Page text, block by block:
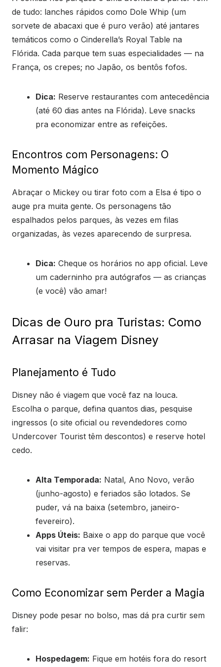
de tudo: lanches rápidos como Dole Whip (um
sorvete de abacaxi que é puro verão) até jantares
temáticos como o Cinderella’s Royal Table na
Flórida. Cada parque tem suas especialidades — na
França, os crepes; no Japão, os bentôs fofos.
Dica: Reserve restaurantes com antecedência
(até 60 dias antes na Flórida). Leve snacks
pra economizar entre as refeições.
Encontros com Personagens: O
Momento Mágico
Abraçar o Mickey ou tirar foto com a Elsa é tipo o
auge pra muita gente. Os personagens tão
espalhados pelos parques, às vezes em filas
organizadas, às vezes aparecendo de surpresa.
Dica: Cheque os horários no app oficial. Leve
um caderninho pra autógrafos — as crianças
(e você) vão amar!
Dicas de Ouro pra Turistas: Como
Arrasar na Viagem Disney
Planejamento é Tudo
Disney não é viagem que você faz na louca.
Escolha o parque, defina quantos dias, pesquise
ingressos (o site oficial ou revendedores como
Undercover Tourist têm descontos) e reserve hotel
cedo.
Alta Temporada: Natal, Ano Novo, verão
(junho-agosto) e feriados são lotados. Se
puder, vá na baixa (setembro, janeiro-
fevereiro).
Apps Úteis: Baixe o app do parque que você
vai visitar pra ver tempos de espera, mapas e
reservas.
Como Economizar sem Perder a Magia
Disney pode pesar no bolso, mas dá pra curtir sem
falir:
Hospedagem: Fique em hotéis fora do resort